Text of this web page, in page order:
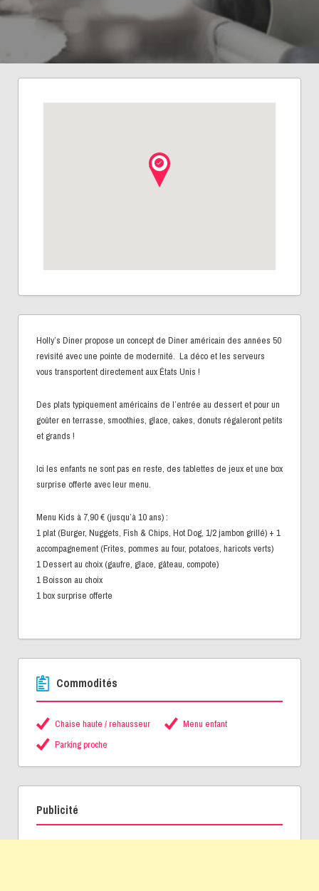
Holly’s Diner propose un concept de Diner américain des années 50
revisité avec une pointe de modernité. La déco et les serveurs
vous transportent directement aux États Unis !
Des plats typiquement américains de l’entrée au dessert et pour un
goûter en terrasse, smoothies, glace, cakes, donuts régaleront petits
et grands !
Ici les enfants ne sont pas en reste, des tablettes de jeux et une box
surprise offerte avec leur menu.
Menu Kids à 7,90 € (jusqu’à 10 ans) :
1 plat (Burger, Nuggets, Fish & Chips, Hot Dog, 1/2 jambon grillé) + 1
accompagnement (Frites, pommes au four, potatoes, haricots verts)
1 Dessert au choix (gaufre, glace, gâteau, compote)
1 Boisson au choix
1 box surprise offerte
Commodités
Chaise haute / rehausseur
Menu enfant
Parking proche
Publicité